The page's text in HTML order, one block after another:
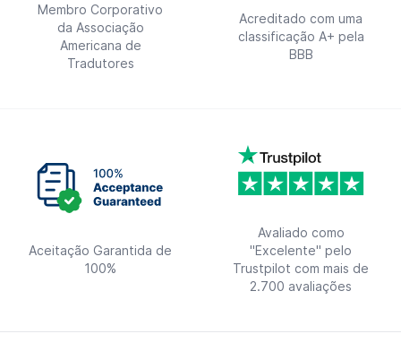
Membro Corporativo
da Associação
Americana de
Tradutores
Acreditado com uma
classificação A+ pela
BBB
Aceitação Garantida de
100%
Avaliado como
"Excelente" pelo
Trustpilot com mais de
2.700 avaliações